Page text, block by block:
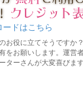
ドはこちら